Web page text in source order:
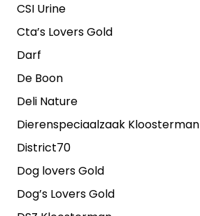
CSI Urine
Cta’s Lovers Gold
Darf
De Boon
Deli Nature
Dierenspeciaalzaak Kloosterman
District70
Dog lovers Gold
Dog’s Lovers Gold